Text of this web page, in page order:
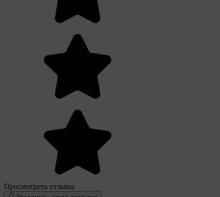
Просмотреть отзывы